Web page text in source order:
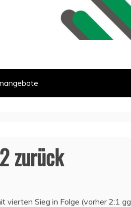
zurück
vierten Sieg in Folge (vorher 2:1 gg.